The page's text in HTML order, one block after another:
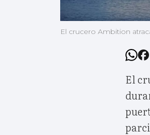
El crucero Ambition
El